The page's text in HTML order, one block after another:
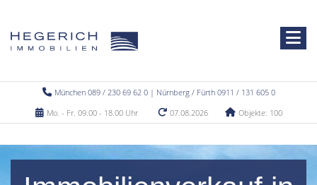
München 089 / 230 69 62 0 | Nürnberg / Fürth 0911 / 131 605 0
Mo. - Fr. 09.00 - 18.00 Uhr
07.08.2026 Objekte: 100